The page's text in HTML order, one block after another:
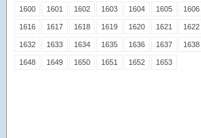
1600 1601 1602 1603 1604 1605 1606
1616 1617 1618 1619 1620 1621 1622
1632 1633 1634 1635 1636 1637 1638
1648 1649 1650 1651 1652 1653